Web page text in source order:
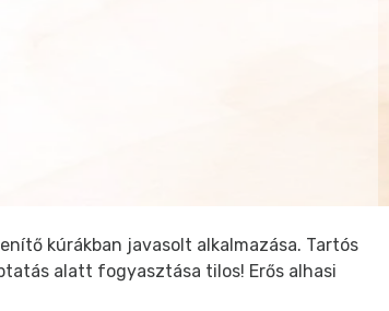
kúrákban javasolt alkalmazása. Tartós
alatt fogyasztása tilos! Erős alhasi